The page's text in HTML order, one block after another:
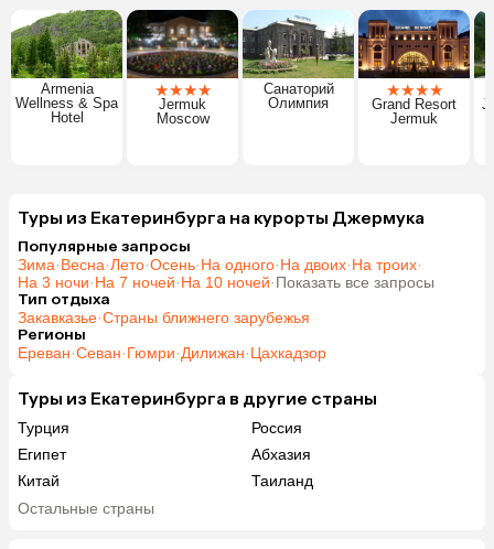
Armenia
Wellness & Spa
Hotel
★★★★
Jermuk
Moscow
Санаторий
Олимпия
★★★★
Grand Resort
Jermuk
Туры из Екатеринбурга на курорты Джермука
Популярные запросы
Зима·Весна·Лето·Осень·На одного·На двоих·На троих·
На 3 ночи·На 7 ночей·На 10 ночей·Показать все запросы
Тип отдыха
Закавказье·Страны ближнего зарубежья
Регионы
Ереван·Севан·Гюмри·Дилижан·Цахкадзор
Туры из Екатеринбурга в другие страны
Турция
Россия
Египет
Абхазия
Китай
Таиланд
Вьетнам
Остальные страны